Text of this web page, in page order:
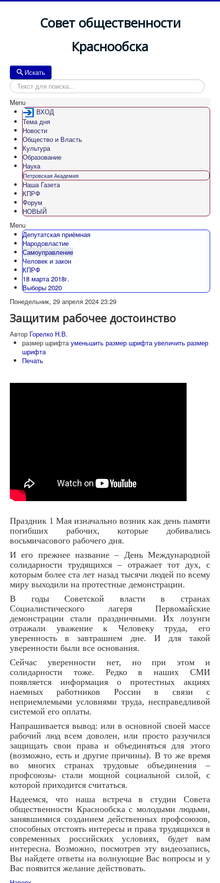
Совет общественности
Краснообска
Искать
Menu
ВХОД
Тема дня
Новости
Общество и Власть
Культура
Образование
Наука
Петровская Академия
Наша Газета
КПРФ
Форум
НОВЫЙ
Menu
Депутатская приёмная
Народовластие
Самоуправление
Человек и закон
КПРФ
18 марта 2018г.
Выборы 2020
Понедельник, 29 апреля 2024 23:29
Защитим рабочее достоинство
Автор Горелко Н.В.
размер шрифта уменьшить размер шрифта увеличить размер
шрифта
Печать
Праздник 1 Мая изначально возник как день памяти
погибших рабочих, которые добивались
восьмичасового рабочего дня.
И его прежнее название – День Международной
солидарности трудящихся – отражает тот дух, с
которым более ста лет назад тысячи людей по всему
миру выходили на протестные демонстрации.
В годы Советской власти в странах
Социалистического лагеря Первомайские
демонстрации стали праздничными. Их лозунги
отражали уважение к Человеку труда, его
уверенность в завтрашнем дне. И для такой
уверенности были все основания.
Сейчас уверенности нет, но при этом и
солидарности тоже. Редко в наших СМИ
появляется информация о протестных акциях
наемных работников России в связи с
неприемлемыми условиями труда, несправедливой
системой его оплаты.
Напрашивается вывод: или в основной своей массе
рабочий люд всем доволен, или просто разучился
защищать свои права и объединяться для этого
(возможно, есть и другие причины). В то же время
во многих странах трудовые объединения –
профсоюзы- стали мощной социальной силой, с
которой приходится считаться.
Надеемся, что наша встреча в студии Совета
общественности Краснообска с молодыми людьми,
занявшимися созданием действенных профсоюзов,
способных отстоять интересы и права трудящихся в
современных российских условиях, будет вам
интересна. Возможно, посмотрев эту видеозапись,
Вы найдете ответы на волнующие Вас вопросы и у
Вас появится желание действовать.